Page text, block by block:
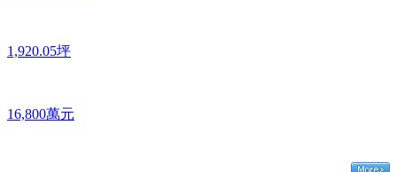
1,920.05坪
16,800萬元